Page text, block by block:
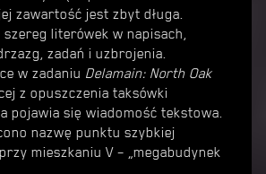
zawartość jest zbyt długa.
szereg literówek w napisach,
zadań i uzbrojenia.
w zadaniu Delamain: North Oak
z opuszczenia taksówki
pojawia się wiadomość tekstowa.
nazwę punktu szybkiej
mieszkaniu V – „megabudynek